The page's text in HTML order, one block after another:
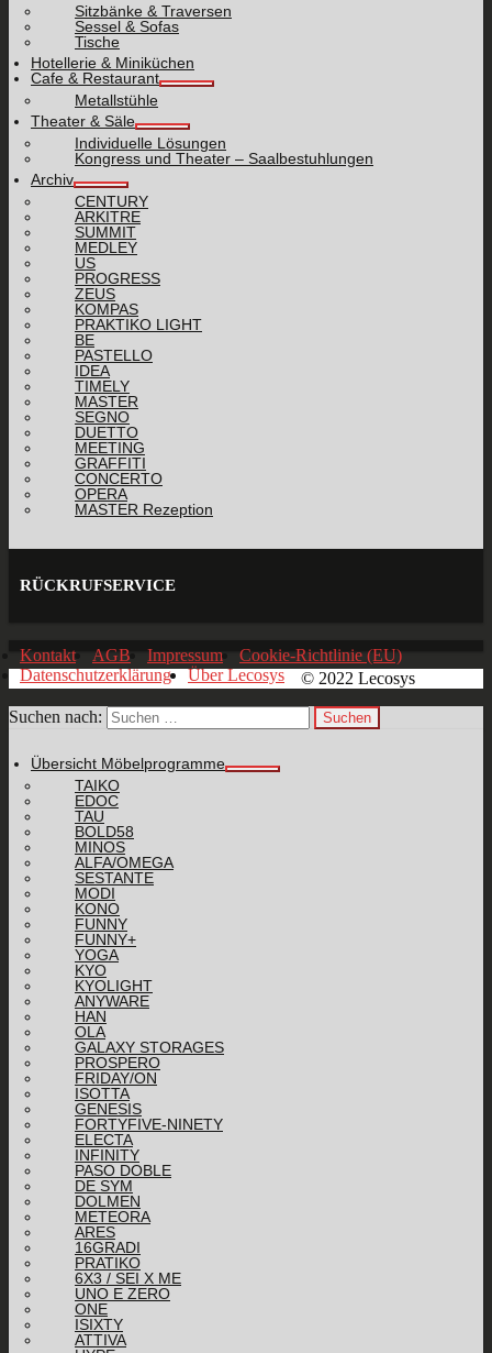
Sitzbänke & Traversen
Sessel & Sofas
Tische
Hotellerie & Miniküchen
Cafe & Restaurant
Metallstühle
Theater & Säle
Individuelle Lösungen
Kongress und Theater – Saalbestuhlungen
Archiv
CENTURY
ARKITRE
SUMMIT
MEDLEY
US
PROGRESS
ZEUS
KOMPAS
PRAKTIKO LIGHT
BE
PASTELLO
IDEA
TIMELY
MASTER
SEGNO
DUETTO
MEETING
GRAFFITI
CONCERTO
OPERA
MASTER Rezeption
RÜCKRUFSERVICE
Kontakt AGB Impressum
Cookie-Richtlinie (EU)
Datenschutzerklärung
Über Lecosys © 2022 Lecosys
Suchen nach:
Übersicht Möbelprogramme
TAIKO
EDOC
TAU
BOLD58
MINOS
ALFA/OMEGA
SESTANTE
MODI
KONO
FUNNY
FUNNY+
YOGA
KYO
KYOLIGHT
ANYWARE
HAN
OLA
GALAXY STORAGES
PROSPERO
FRIDAY/ON
ISOTTA
GENESIS
FORTYFIVE-NINETY
ELECTA
INFINITY
PASO DOBLE
DE SYM
DOLMEN
METEORA
ARES
16GRADI
PRATIKO
6X3 / SEI X ME
UNO E ZERO
ONE
ISIXTY
ATTIVA